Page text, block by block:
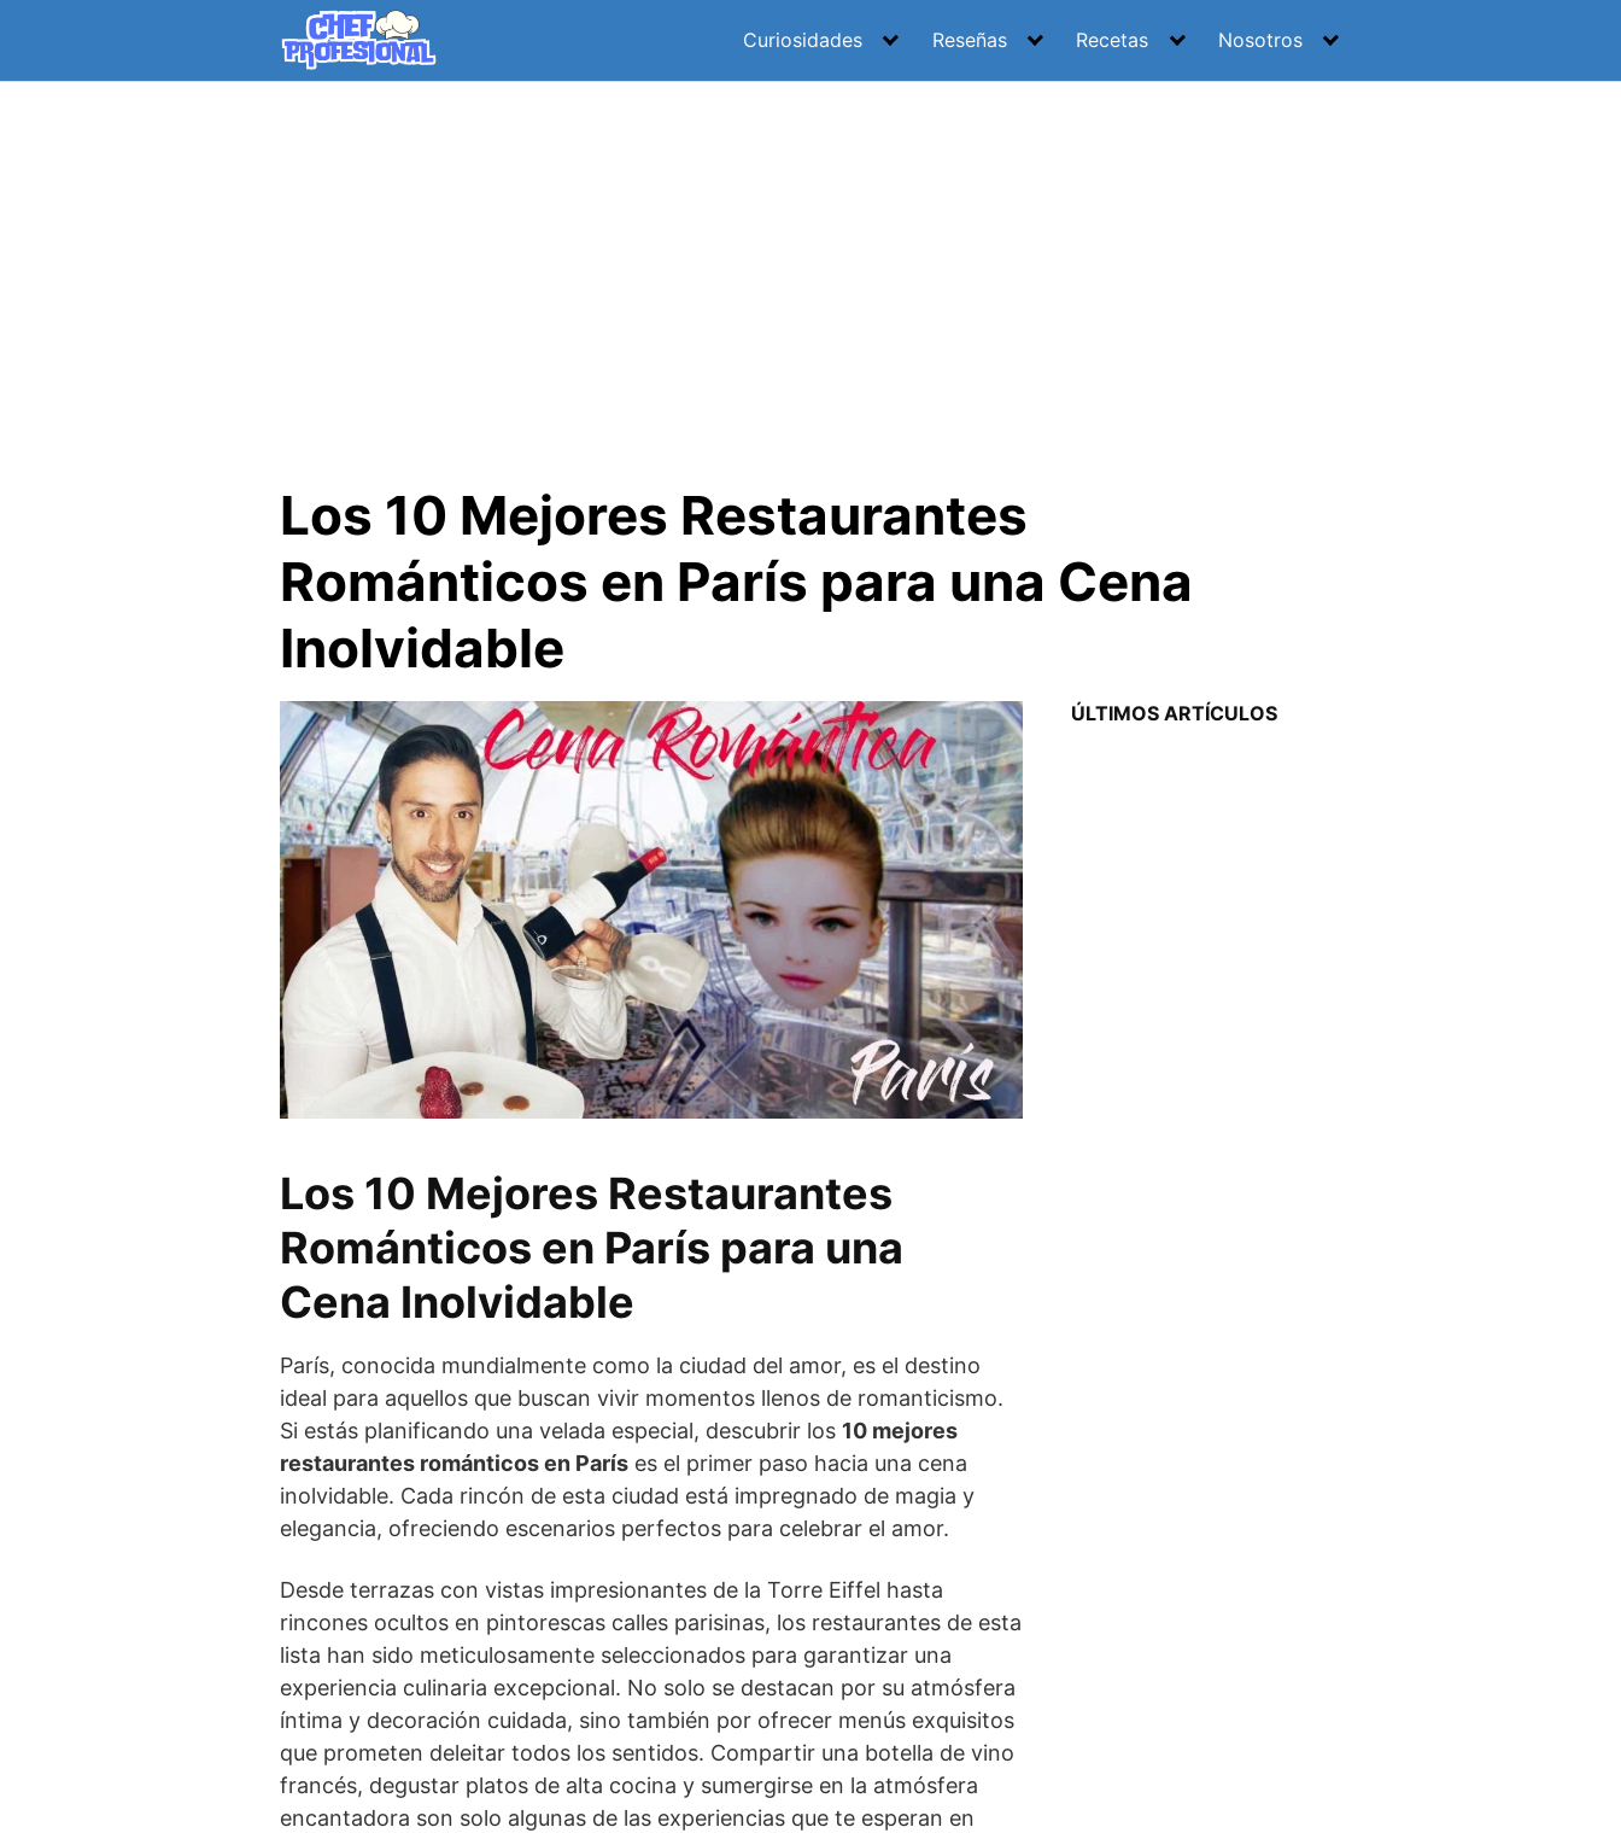
Curiosidades Reseñas Recetas Nosotros
Los 10 Mejores Restaurantes
Románticos en París para una Cena
Inolvidable
Los 10 Mejores Restaurantes
Románticos en París para una
Cena Inolvidable
París, conocida mundialmente como la ciudad del amor, es el destino
ideal para aquellos que buscan vivir momentos llenos de romanticismo.
Si estás planificando una velada especial, descubrir los 10 mejores
restaurantes románticos en París es el primer paso hacia una cena
inolvidable. Cada rincón de esta ciudad está impregnado de magia y
elegancia, ofreciendo escenarios perfectos para celebrar el amor.
Desde terrazas con vistas impresionantes de la Torre Eiffel hasta
rincones ocultos en pintorescas calles parisinas, los restaurantes de esta
lista han sido meticulosamente seleccionados para garantizar una
experiencia culinaria excepcional. No solo se destacan por su atmósfera
íntima y decoración cuidada, sino también por ofrecer menús exquisitos
que prometen deleitar todos los sentidos. Compartir una botella de vino
francés, degustar platos de alta cocina y sumergirse en la atmósfera
encantadora son solo algunas de las experiencias que te esperan en
ÚLTIMOS ARTÍCULOS